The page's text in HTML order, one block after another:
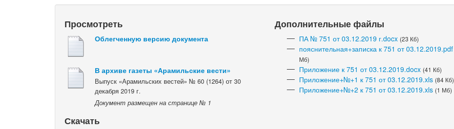
Просмотреть
Облегченную версию документа
В архиве газеты «Арамильские вести»
Выпуск «Арамильских вестей» № 60 (1264) от 30
декабря 2019 г.
Документ размещен на странице № 1
Скачать
Дополнительные файлы
ПА № 751 от 03.12.2019 г.docx (23 Кб)
пояснительная+записка к 751 от 03.12.2019.pdf
Мб)
Приложение к 751 от 03.12.2019.docx (41 Кб)
Приложение+№+1 к 751 от 03.12.2019.xls (84 Кб)
Приложение+№+2 к 751 от 03.12.2019.xls (1 Мб)